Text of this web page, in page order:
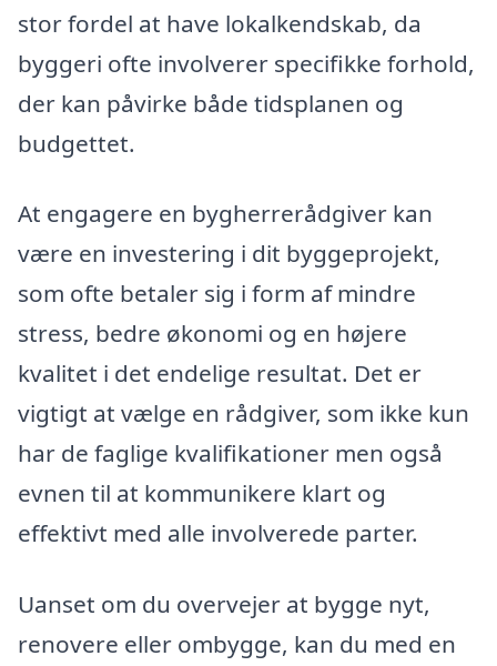
stor fordel at have lokalkendskab, da
byggeri ofte involverer specifikke forhold,
der kan påvirke både tidsplanen og
budgettet.
At engagere en bygherrerådgiver kan
være en investering i dit byggeprojekt,
som ofte betaler sig i form af mindre
stress, bedre økonomi og en højere
kvalitet i det endelige resultat. Det er
vigtigt at vælge en rådgiver, som ikke kun
har de faglige kvalifikationer men også
evnen til at kommunikere klart og
effektivt med alle involverede parter.
Uanset om du overvejer at bygge nyt,
renovere eller ombygge, kan du med en